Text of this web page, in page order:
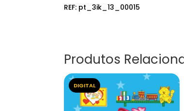
REF: pt_3ik_13_00015
Produtos
DIGITAL